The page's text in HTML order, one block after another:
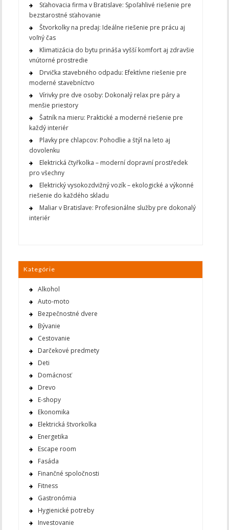
Sťahovacia firma v Bratislave: Spoľahlivé riešenie pre
bezstarostné sťahovanie
Štvorkolky na predaj: Ideálne riešenie pre prácu aj
voľný čas
Klimatizácia do bytu prináša vyšší komfort aj zdravšie
vnútorné prostredie
Drvička stavebného odpadu: Efektívne riešenie pre
moderné stavebníctvo
Vírivky pre dve osoby: Dokonalý relax pre páry a
menšie priestory
Šatník na mieru: Praktické a moderné riešenie pre
každý interiér
Plavky pre chlapcov: Pohodlie a štýl na leto aj
dovolenku
Elektrická čtyřkolka – moderní dopravní prostředek
pro všechny
Elektrický vysokozdvižný vozík – ekologické a výkonné
riešenie do každého skladu
Maliar v Bratislave: Profesionálne služby pre dokonalý
interiér
Kategórie
Alkohol
Auto-moto
Bezpečnostné dvere
Bývanie
Cestovanie
Darčekové predmety
Deti
Domácnosť
Drevo
E-shopy
Ekonomika
Elektrická štvorkolka
Energetika
Escape room
Fasáda
Finančné spoločnosti
Fitness
Gastronómia
Hygienické potreby
Investovanie